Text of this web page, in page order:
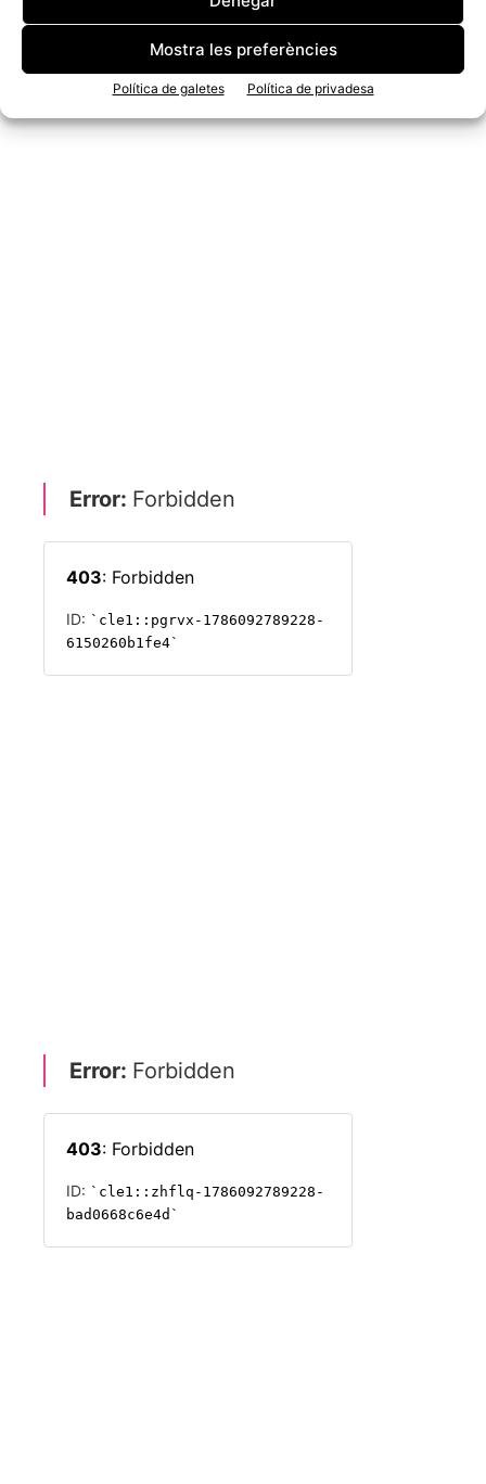
Mostra les preferències
Política de galetes Política de privadesa